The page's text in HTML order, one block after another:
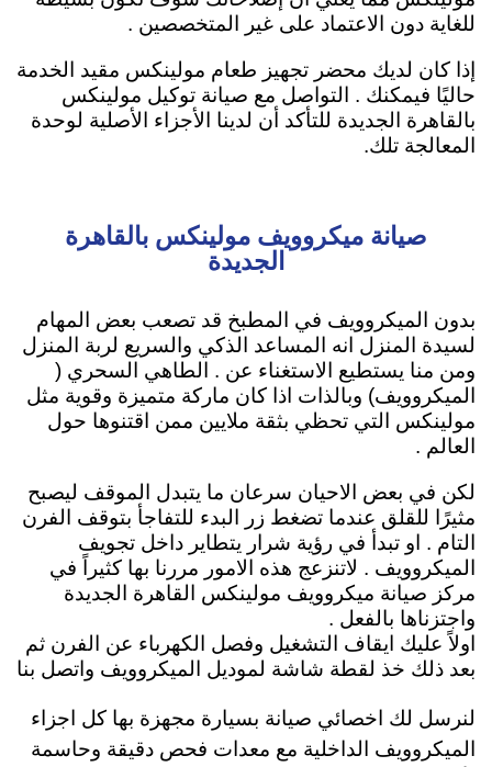
للغاية دون الاعتماد على غير المتخصصين .
إذا كان لديك محضر تجهيز طعام مولينكس مقيد الخدمة
حاليًا فيمكنك . التواصل مع صيانة توكيل مولينكس
بالقاهرة الجديدة للتأكد أن لدينا الأجزاء الأصلية لوحدة
المعالجة تلك.
صيانة ميكروويف مولينكس بالقاهرة
الجديدة
بدون الميكروويف في المطبخ قد تصعب بعض المهام
لسيدة المنزل انه المساعد الذكي والسريع لربة المنزل
ومن منا يستطيع الاستغناء عن . الطاهي السحري (
الميكروويف) وبالذات اذا كان ماركة متميزة وقوية مثل
مولينكس التي تحظي بثقة ملايين ممن اقتنوها حول
العالم .
لكن في بعض الاحيان سرعان ما يتبدل الموقف ليصبح
مثيرًا للقلق عندما تضغط زر البدء للتفاجأ بتوقف الفرن
التام . او تبدأ في رؤية شرار يتطاير داخل تجويف
الميكروويف . لاتنزعج هذه الامور مررنا بها كثيراً في
مركز صيانة ميكروويف مولينكس القاهرة الجديدة
واجتزناها بالفعل .
اولاً عليك ايقاف التشغيل وفصل الكهرباء عن الفرن ثم
بعد ذلك خذ لقطة شاشة لموديل الميكروويف واتصل بنا
لنرسل لك اخصائي صيانة بسيارة مجهزة بها كل اجزاء
الميكروويف الداخلية مع معدات فحص دقيقة وحاسمة